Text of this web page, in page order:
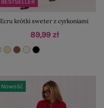
Ecru krótki sweter z cyrkoniami
89,99 zł
Nowość